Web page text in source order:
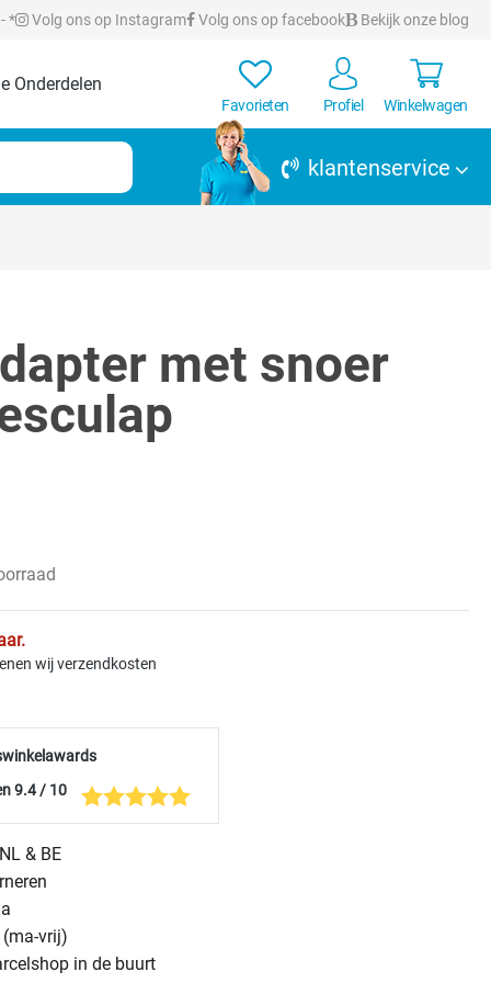
* Volg ons op Instagram Volg ons op facebook Bekijk onze blog
Onderdelen
Favorieten Profiel Winkelwagen
klantenservice
met snoer
wij verzendkosten
9.4 / 10
& BE
vrij)
in de buurt